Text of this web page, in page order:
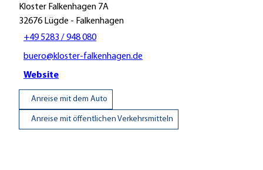
Kloster Falkenhagen 7A
32676 Lügde - Falkenhagen
+49 5283 / 948 080
buero@kloster-falkenhagen.de
Website
Anreise mit dem Auto
Anreise mit öffentlichen Verkehrsmitteln